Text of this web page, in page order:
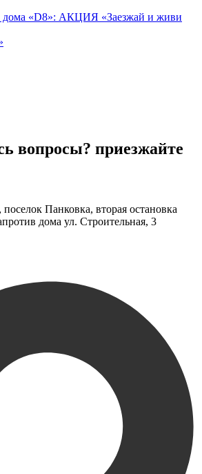
вопросы? приезжайте
Панковка, вторая остановка
дома ул. Строительная, 3